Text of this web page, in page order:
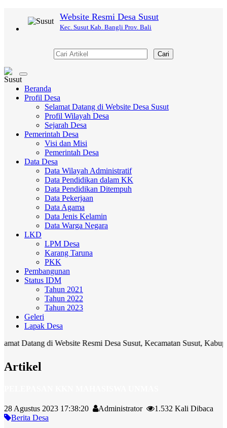
Website Resmi Desa Susut
Kec. Susut Kab. Bangli Prov. Bali
Cari
Toggle
navigation
Beranda
Profil Desa
Selamat Datang di Website Desa Susut
Profil Wilayah Desa
Sejarah Desa
Pemerintah Desa
Visi dan Misi
Pemerintah Desa
Data Desa
Data Wilayah Administratif
Data Pendidikan dalam KK
Data Pendidikan Ditempuh
Data Pekerjaan
Data Agama
Data Jenis Kelamin
Data Warga Negara
LKD
LPM Desa
Karang Taruna
PKK
Pembangunan
Status IDM
Tahun 2021
Tahun 2022
Tahun 2023
Geleri
Lapak Desa
di Website Resmi Desa Susut, Kecamatan Susut, Kabupaten
Artikel
28 Agustus 2023 17:38:20 Administrator
1.532 Kali Dibaca
Berita Desa